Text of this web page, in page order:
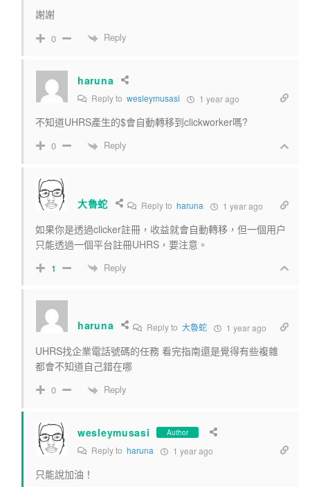
謝謝
0 Reply
haruna
Reply to wesleymusasi 1 year ago
不知道UHRS產生的$會自動轉移到clickworker嗎?
0 Reply
大魯蛇 Reply toharuna 1 year ago
如果你是透過clicker註冊，收益就會自動轉移，但一個用户
只能透過一個平台註冊UHRS，要注意。
1 Reply
haruna Reply to大魯蛇 1 year ago
UHRS找企業電話號碼的任務 看完指南還是覺得有些複雜
都會不知道自己錯在哪
0 Reply
wesleymusasi Author
Reply to haruna 1 year ago
只能說加油！